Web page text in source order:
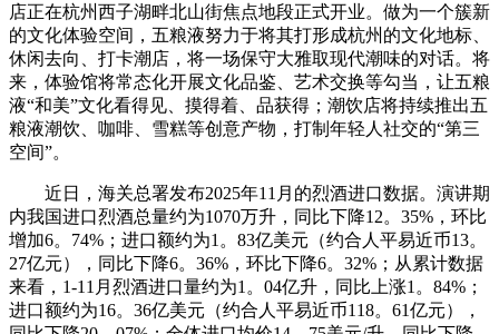
店正在杭州西子湖畔北山街焦点地段正式开业。做为一个簇新
的文化体验空间，五粮液努力于将其打形成杭州的文化地标、
休闲去向、打卡潮店，将一场保守大雅取现代潮味的对话。将
来，体验馆将常态化开展文化品鉴、艺术交换等勾当，让五粮
液“和美”文化看得见、摸得着、品获得；潮饮店将持续推出五
粮液潮饮、咖啡、雪糕等创意产物，打制年轻人社交的“第三
空间”。
近日，海关总署发布2025年11月的烈酒进口数据。演讲期
内我国进口烈酒总量约为1070万升，同比下降12。35%，环比
增加6。74%；进口额约为1。83亿美元（约合人平易近币13。
27亿元），同比下降6。36%，环比下降6。32%；从累计数据
来看，1-11月烈酒进口量约为1。04亿升，同比上涨1。84%；
进口额约为16。36亿美元（约合人平易近币118。61亿元），